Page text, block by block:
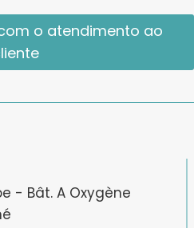
o atendimento ao
- Bât. A Oxygène